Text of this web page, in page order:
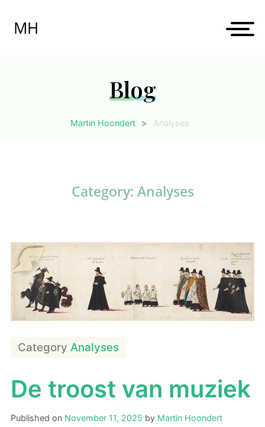
MH
Blog
Martin Hoondert > Analyses
Category: Analyses
Category Analyses
De troost van muziek
Published on November 11, 2025 by Martin Hoondert